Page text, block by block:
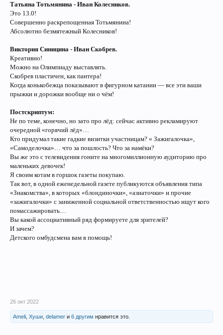
Татьяна Тотьмянина - Иван Колесников.
Это 13.0!
Совершенно раскрепощенная Тотьмянина!
Абсолютно безмятежный Колесников!
Виктория Синицина - Иван Скобрев.
Креативно!
Можно на Олимпиаду выставлять.
Скобрев пластичен, как пантера!
Когда конькобежца показывают в фигурном катании — все эти ваши
прыжки и дорожки вообще ни о чём!
Постскриптум:
Не по теме, конечно, но зато про лёд: сейчас активно рекламируют
очередной «горячий лёд»…
Кто придумал такие гадкие визитки участницам? « Зажигалочка»,
«Самоделочка»… что за пошлость? Что за намёки?
Вы же это с телевидения гоните на многомиллионную аудиторию про
маленьких девочек!
Я своим котам в горшок газеты покупаю.
Так вот, в одной еженедельной газете публикуются объявления типа
«Знакомства», в которых «блондиночки», «азиаточки» и прочие
«зажигалочки» с заниженной социальной ответственностью ищут кого
помассажировать…
Вы какой ассоциативный ряд формируете для зрителей?
И зачем?
Детского омбудсмена вам в помощь!
26 окт 2022
Ameli Хуши delamer и 6 другим нравится это.